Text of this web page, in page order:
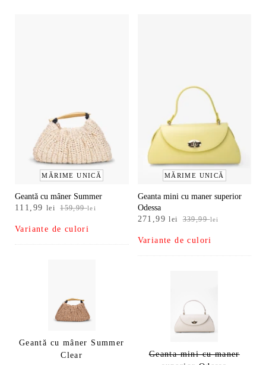
MĂRIME UNICĂ
Geantă cu mâner Summer
159,99lei
Prețul
a
fost:
111,99 lei
Prețul
este:
111,99 lei.
Variante de culori
Geantă cu mâner Summer
Clear
MĂRIME UNICĂ
Geanta mini cu maner superior
Odessa
339,99lei
Prețul
a
fost:
271,99lei
Prețul
este:
271,99 lei.
Variante de culori
Geanta mini cu maner